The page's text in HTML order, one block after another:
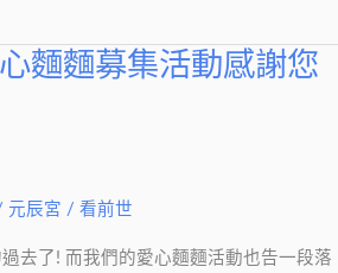
麵麵募集活動感謝您
元辰宮 / 看前世
去了! 而我們的愛心麵麵活動也告一段落